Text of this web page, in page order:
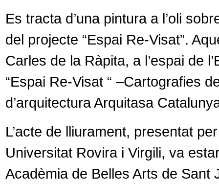
Es tracta d’una pintura a l’oli
del projecte “Espai Re-Visat”.
Carles de la Ràpita, a l’espai de
“Espai Re-Visat “ –Cartografies
d’arquitectura Arquitasa
L’acte de lliurament, presentat
Universitat Rovira i Virgili, va
Acadèmia de Belles Arts de Sant